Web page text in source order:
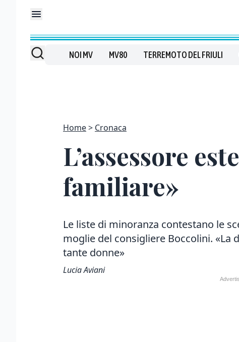
NOI MV MV80 TERREMOTO DEL FRIULI
Home Cronaca
L’assessore
familiare»
Le liste di minoranza contestano le
moglie del consigliere Boccolini. «La
tante donne»
Lucia Aviani